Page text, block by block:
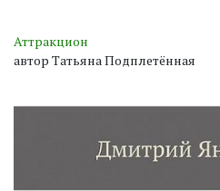
Аттракцион
автор Татьяна Подплетённая